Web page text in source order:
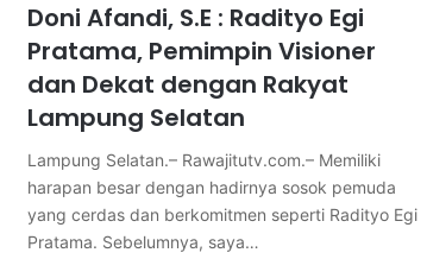
Doni Afandi, S.E : Radityo Egi
Pratama, Pemimpin Visioner
dan Dekat dengan Rakyat
Lampung Selatan
Lampung Selatan.– Rawajitutv.com.– Memiliki
harapan besar dengan hadirnya sosok pemuda
yang cerdas dan berkomitmen seperti Radityo Egi
Pratama. Sebelumnya, saya…